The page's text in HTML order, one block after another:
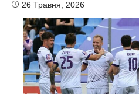
26 Травня, 2026